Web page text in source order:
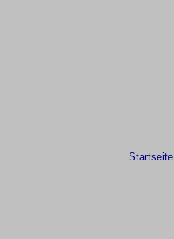
Startseite